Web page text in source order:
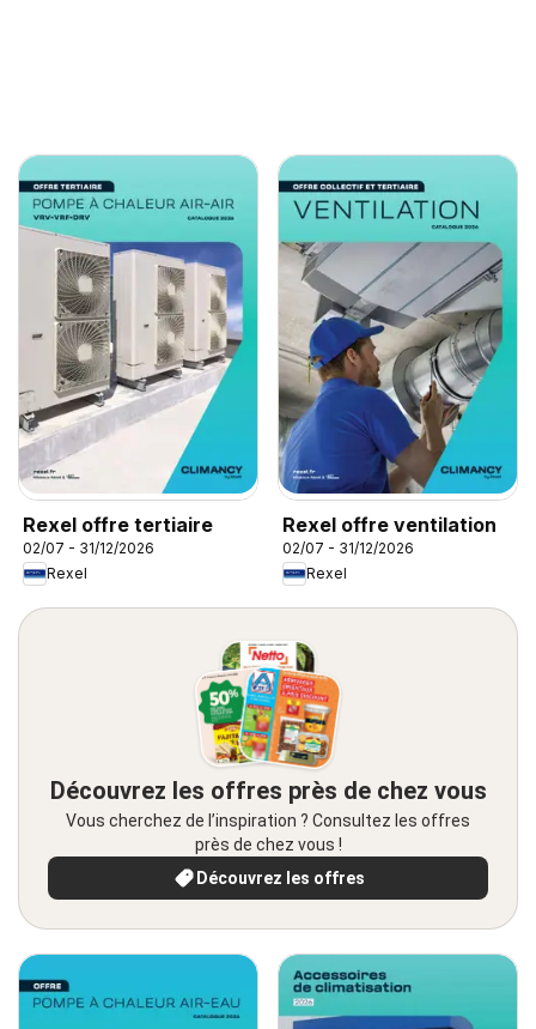
Rexel offre tertiaire
02/07 - 31/12/2026
Rexel
Rexel offre ventilation
02/07 - 31/12/2026
Rexel
Découvrez les offres près de chez vous
Vous cherchez de l’inspiration ? Consultez les offres
près de chez vous !
Découvrez les offres